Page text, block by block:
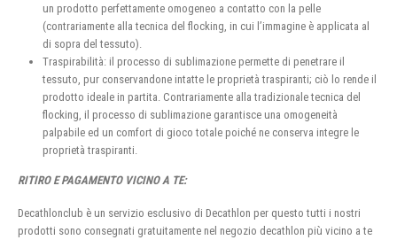
un prodotto perfettamente omogeneo a contatto con la pelle
(contrariamente alla tecnica del flocking, in cui l’immagine è applicata al
di sopra del tessuto).
Traspirabilità: il processo di sublimazione permette di penetrare il
tessuto, pur conservandone intatte le proprietà traspiranti; ciò lo rende il
prodotto ideale in partita. Contrariamente alla tradizionale tecnica del
flocking, il processo di sublimazione garantisce una omogeneità
palpabile ed un comfort di gioco totale poiché ne conserva integre le
proprietà traspiranti.
RITIRO E PAGAMENTO VICINO A TE:
Decathlonclub è un servizio esclusivo di Decathlon per questo tutti i nostri
prodotti sono consegnati gratuitamente nel negozio decathlon più vicino a te